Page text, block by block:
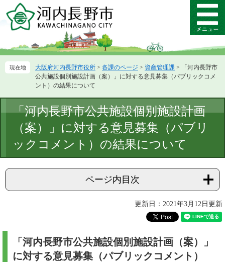
ー
先
ニ
を
本
文
メ
ニ
ー
大阪府河内長野市役所 > 各課のページ > 資産管理課 >
「河内長野市
公共施設個別施設計画（案）」に対する意見募集（パブリックコメ
ント）の結果について
文
「河内長野市公共施設個別施設計画
（案）」に対する意見募集（パブリ
ックコメント）の結果について
ページ内目次
更新日：2021年3月12日更新
「河内長野市公共施設個別施設計画（案）」
に対する意見募集（パブリックコメント）